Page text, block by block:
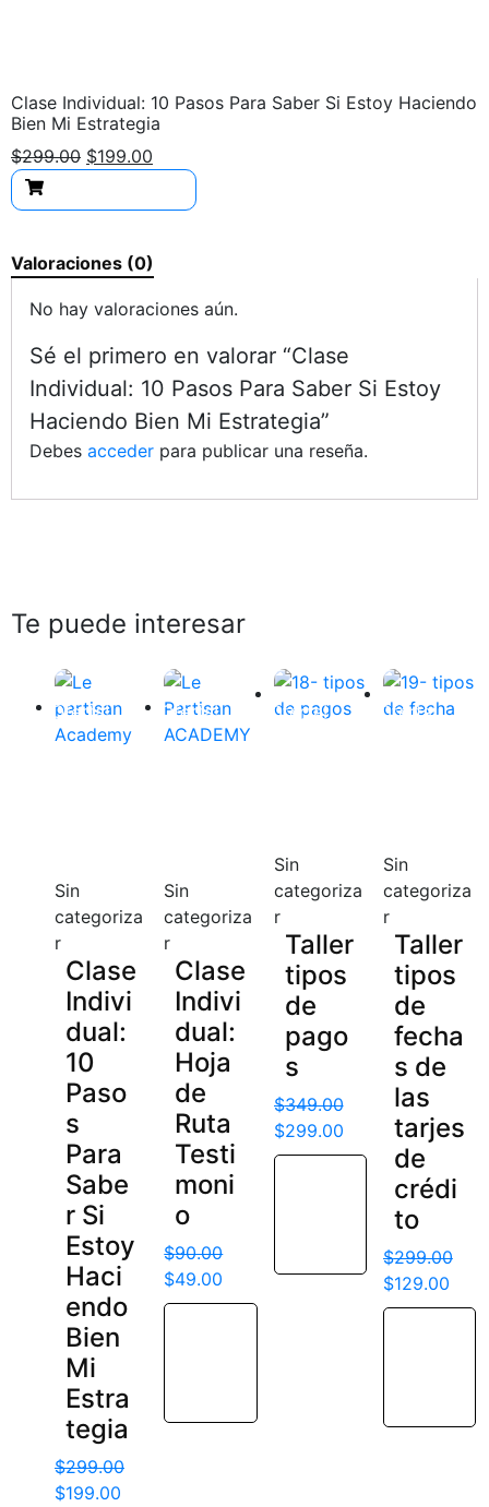
Clase Individual: 10 Pasos Para Saber Si Estoy Haciendo
Bien Mi Estrategia
$299.00 $199.00
Valoraciones (0)
No hay valoraciones aún.
Sé el primero en valorar “Clase
Individual: 10 Pasos Para Saber Si Estoy
Haciendo Bien Mi Estrategia”
Debes acceder para publicar una reseña.
Te puede interesar
¡Oferta!
Sin
categoriza
r
Clase
Indivi
dual:
10
Paso
s
Para
Sabe
r Si
Estoy
Haci
endo
Bien
Mi
Estra
tegia
$299.00
$199.00
¡Oferta!
Sin
categoriza
r
Clase
Indivi
dual:
Hoja
de
Ruta
Testi
moni
o
$90.00
$49.00
¡Oferta!
Sin
categoriza
r
Taller
tipos
de
pago
s
$349.00
$299.00
¡Oferta!
Sin
categoriza
r
Taller
tipos
de
fecha
s de
las
tarjes
de
crédi
to
$299.00
$129.00